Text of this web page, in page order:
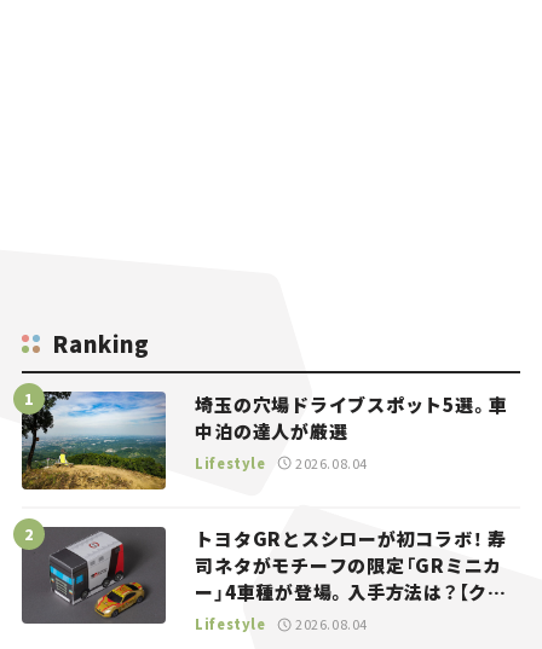
Ranking
埼玉の穴場ドライブスポット5選。車
中泊の達人が厳選
Lifestyle 2026.08.04
トヨタGRとスシローが初コラボ！ 寿
司ネタがモチーフの限定「GRミニカ
ー」4車種が登場。入手方法は？【クル
マとホビー】
Lifestyle 2026.08.04